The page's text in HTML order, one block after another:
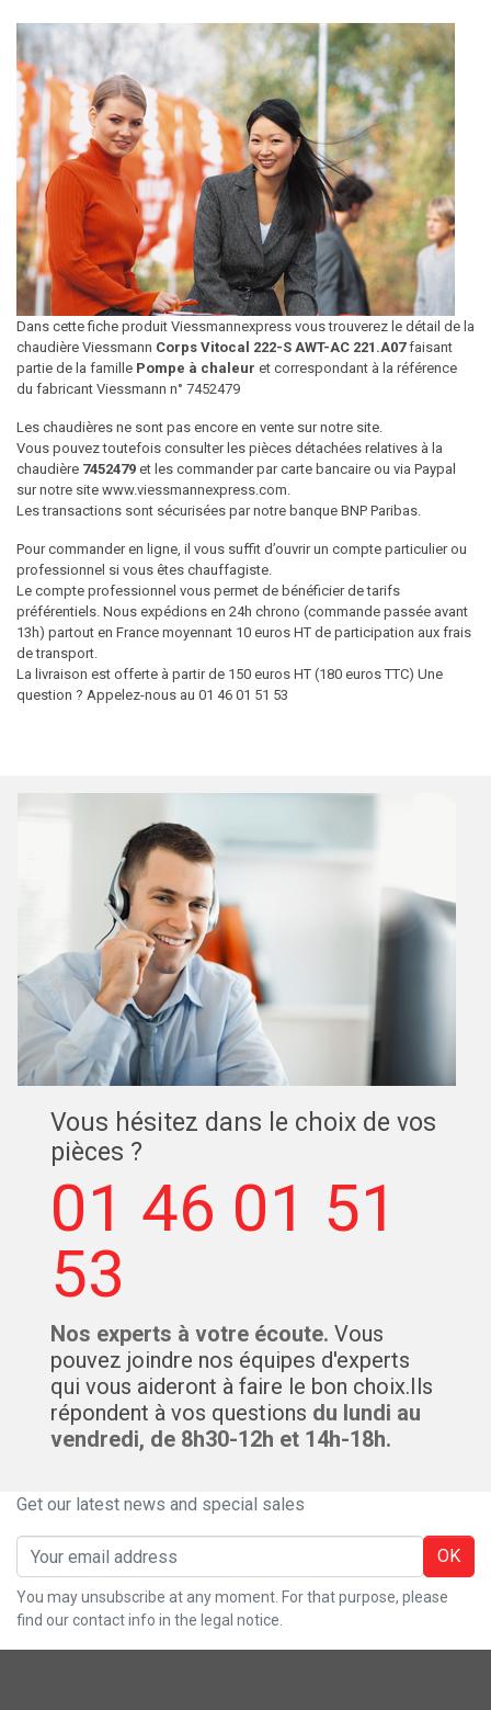
Dans cette fiche produit Viessmannexpress vous trouverez le détail de la
chaudière Viessmann Corps Vitocal 222-S AWT-AC 221.A07faisant
partie de la famille Pompe à chaleur et correspondant à la référence
du fabricant Viessmann n° 7452479
Les chaudières ne sont pas encore en vente sur notre site.
Vous pouvez toutefois consulter les pièces détachées relatives à la
chaudière 7452479 et les commander par carte bancaire ou via Paypal
sur notre site www.viessmannexpress.com.
Les transactions sont sécurisées par notre banque BNP Paribas.
Pour commander en ligne, il vous suffit d’ouvrir un compte particulier ou
professionnel si vous êtes chauffagiste.
Le compte professionnel vous permet de bénéficier de tarifs
préférentiels. Nous expédions en 24h chrono (commande passée avant
13h) partout en France moyennant 10 euros HT de participation aux frais
de transport.
La livraison est offerte à partir de 150 euros HT (180 euros TTC) Une
question ? Appelez-nous au 01 46 01 51 53
Vous hésitez dans le choix de vos
pièces ?
01 46 01 51
53
Nos experts à votre écoute. Vous
pouvez joindre nos équipes d'experts
qui vous aideront à faire le bon choix.Ils
répondent à vos questions du lundi au
vendredi, de 8h30-12h et 14h-18h.
Get our latest news and special sales
OK
You may unsubscribe at any moment. For that purpose, please
find our contact info in the legal notice.